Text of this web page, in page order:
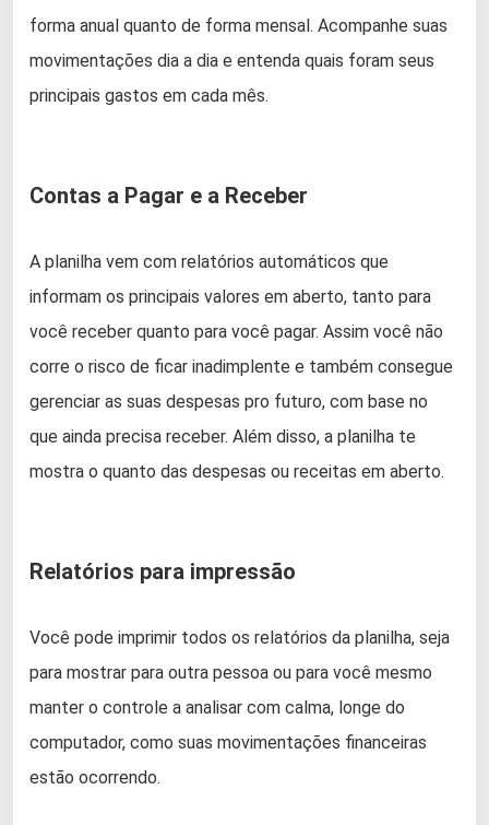
forma anual quanto de forma mensal. Acompanhe suas
movimentações dia a dia e entenda quais foram seus
principais gastos em cada mês.
Contas a Pagar e a Receber
A planilha vem com relatórios automáticos que
informam os principais valores em aberto, tanto para
você receber quanto para você pagar. Assim você não
corre o risco de ficar inadimplente e também consegue
gerenciar as suas despesas pro futuro, com base no
que ainda precisa receber. Além disso, a planilha te
mostra o quanto das despesas ou receitas em aberto.
Relatórios para impressão
Você pode imprimir todos os relatórios da planilha, seja
para mostrar para outra pessoa ou para você mesmo
manter o controle a analisar com calma, longe do
computador, como suas movimentações financeiras
estão ocorrendo.